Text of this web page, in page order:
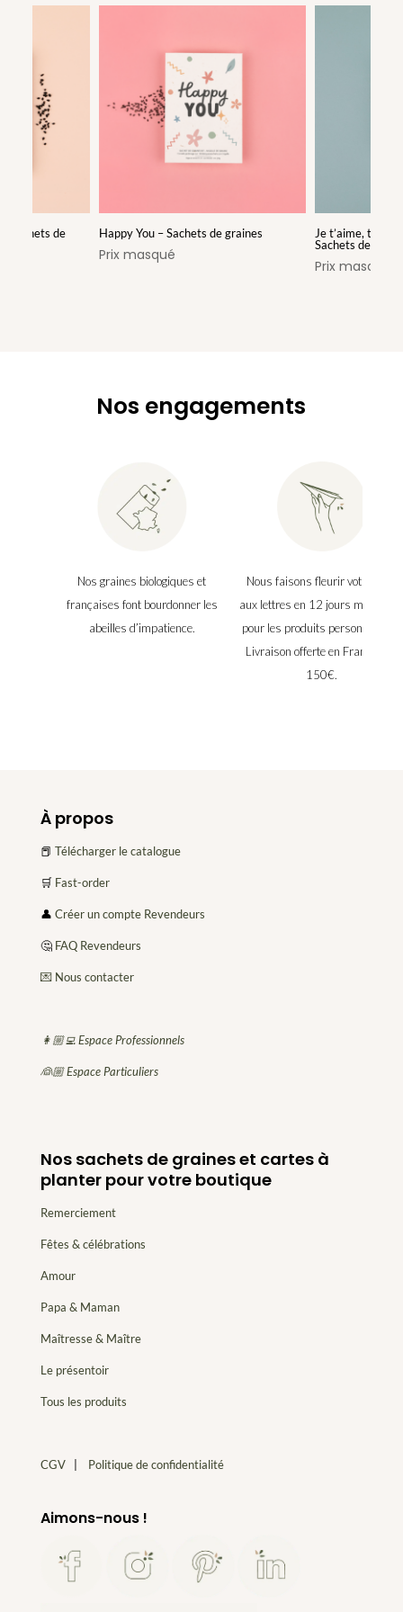
Sachets de Happy You – Sachets de graines
Prix masqué
Je t’aime, tu
Sachets de
Prix masqué
Nos engagements
Nos graines biologiques et
françaises font bourdonner les
abeilles d’impatience.
Nous faisons fleurir votre boîte
aux lettres en 12 jours
pour les produits personnalisés.
Livraison offerte en France dès
150€.
À propos
📕 Télécharger le catalogue
🛒 Fast-order
👤 Créer un compte Revendeurs
🤔 FAQ Revendeurs
💌 Nous contacter
👩🏼‍💻 Espace Professionnels
👰🏼 Espace Particuliers
Nos sachets de graines et cartes à
planter pour votre boutique
Remerciement
Fêtes & célébrations
Amour
Papa & Maman
Maîtresse & Maître
Le présentoir
Tous les produits
CGV| Politique de confidentialité
Aimons-nous !